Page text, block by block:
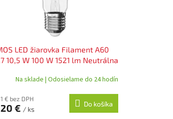
LED žiarovka Filament A60
10,5 W 100 W 1521 lm Neutrálna
Na sklade | Odosielame do 24 hodín
€ bez DPH
€ / ks
Do košíka